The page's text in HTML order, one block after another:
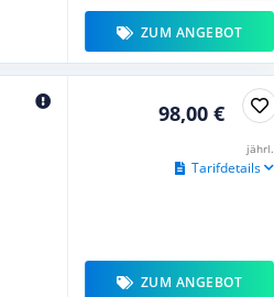
ZUM ANGEBOT
98,00 €
jährl.
Tarifdetails
ZUM ANGEBOT